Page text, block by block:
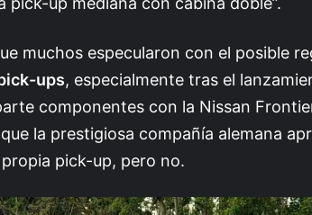
muchos especularon con el posible
ups, especialmente tras el
componentes con la Nissan
la prestigiosa compañía alemana
pick-up, pero no.